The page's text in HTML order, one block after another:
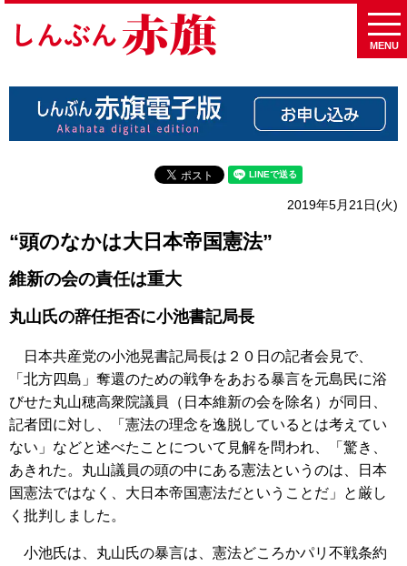
MENU
2019年5月21日(火)
“頭のなかは大日本帝国憲法”
維新の会の責任は重大
丸山氏の辞任拒否に小池書記局長
日本共産党の小池晃書記局長は２０日の記者会見で、
「北方四島」奪還のための戦争をあおる暴言を元島民に浴
びせた丸山穂高衆院議員（日本維新の会を除名）が同日、
記者団に対し、「憲法の理念を逸脱しているとは考えてい
ない」などと述べたことについて見解を問われ、「驚き、
あきれた。丸山議員の頭の中にある憲法というのは、日本
国憲法ではなく、大日本帝国憲法だということだ」と厳し
く批判しました。
小池氏は、丸山氏の暴言は、憲法どころかパリ不戦条約